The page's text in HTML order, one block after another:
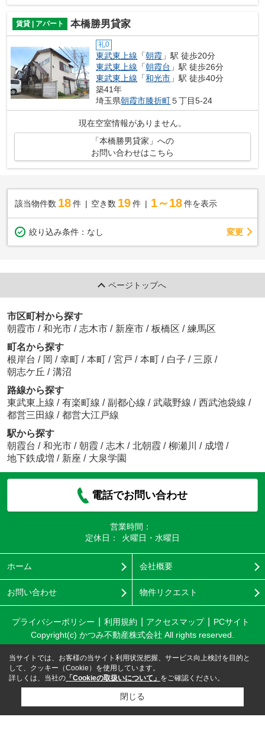
賃貸 | アパート 本橋勝男貸家
礼0
東武東上線 「朝霞 」駅 徒歩20分
東武東上線 「朝霞台 」駅 徒歩26分
東武東上線 「和光市 」駅 徒歩40分
築41年
埼玉県朝霞市膝折町５丁目5-24
現在空室情報がありません。
「本橋勝男貸家」への
お問い合わせはこちら
該当物件数 18件 空き数 19 件 1～18 件を表示
絞り込み条件： なし 変更
ページトップへ
市区町村から探す
朝霞市 / 和光市 / 志木市 / 新座市 / 板橋区 / 練馬区
町名から探す
根岸台 / 岡 / 幸町 / 本町 / 宮戸 / 本町 / 白子 / 三原 /
朝志ケ丘 / 溝沼
路線から探す
東武東上線 / 有楽町線 / 副都心線 / 武蔵野線 / 西武池袋線 /
都営三田線 / 都営大江戸線
駅から探す
朝霞台 / 和光市 / 朝霞 / 志木 / 北朝霞 / 柳瀬川 / 成増 /
地下鉄成増 / 新座 / 大泉学園
電話でお問い合わせ
営業時間：
定休日：
火曜日・水曜日
ホーム 会社概要
お問い合わせ 物件リクエスト
プライバシーポリシー 利用規約 アクセスマップ
PCサイト
Copyright(c) かつみ不動産株式会社 All rights reserved.
当サイトでは、お客様の当サイト利用状況把握、サービス向上検討を目的と
して、クッキー（Cookie）を使用しています。
詳しくは、当社の 「Cookieの取扱いについて」 をご確認ください。
閉じる